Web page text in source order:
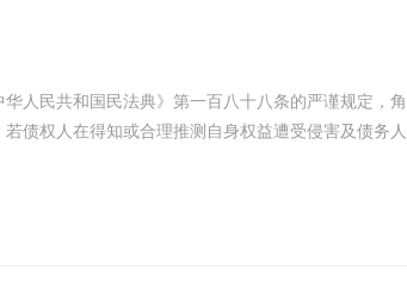
人民共和国民法典》第一百八十八条的严谨规定，
债权人在得知或合理推测自身权益遭受侵害及债务